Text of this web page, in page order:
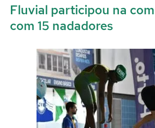
Fluvial participou na
com 15 nadadores